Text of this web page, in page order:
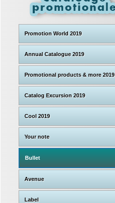
Promotion World 2019
Annual Catalogue 2019
Promotional products & more 2019
Catalog Excursion 2019
Cool 2019
Your note
Bullet
Avenue
Label